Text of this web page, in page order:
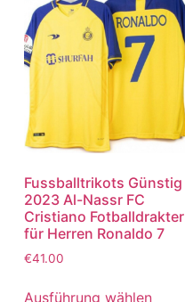
Fussballtrikots Günstig
2023 Al-Nassr FC
Cristiano Fotballdrakter
für Herren Ronaldo 7
€41.00
Ausführung wählen